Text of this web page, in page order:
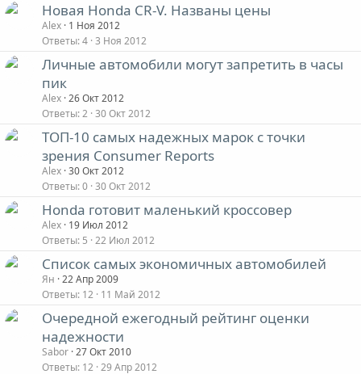
Новая Honda CR-V. Названы цены
Alex 1 Ноя 2012
Ответы 4 3 Ноя 2012
Личные автомобили могут запретить в часы
пик
Alex 26 Окт 2012
Ответы 2 30 Окт 2012
ТОП-10 самых надежных марок с точки
зрения Consumer Reports
Alex 30 Окт 2012
Ответы 0 30 Окт 2012
Honda готовит маленький кроссовер
Alex 19 Июл 2012
Ответы 5 22 Июл 2012
Список самых экономичных автомобилей
Ян 22 Апр 2009
Ответы 12 11 Май 2012
Очередной ежегодный рейтинг оценки
надежности
Sabor 27 Окт 2010
Ответы 12 29 Апр 2012